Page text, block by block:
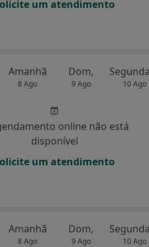
um atendimento
Amanhã
8 Ago
Dom,
9 Ago 10 Ago
online não está
disponível
um atendimento
Amanhã
8 Ago
Dom,
9 Ago 10 Ago